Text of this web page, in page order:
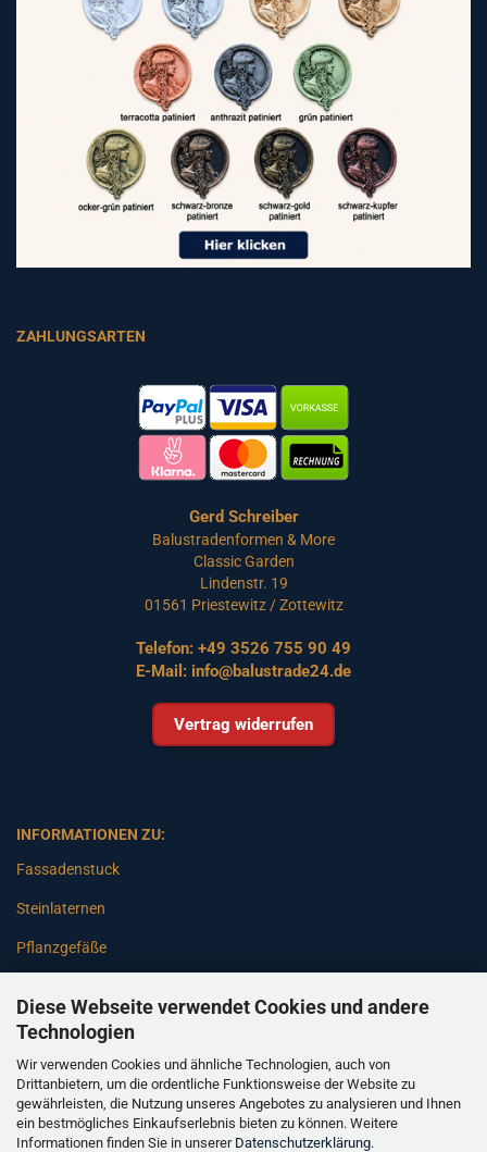
Diese Webseite verwendet Cookies und andere
Technologien
Wir verwenden Cookies und ähnliche Technologien, auch von
Drittanbietern, um die ordentliche Funktionsweise der Website zu
gewährleisten, die Nutzung unseres Angebotes zu analysieren und Ihnen
ein bestmögliches Einkaufserlebnis bieten zu können. Weitere
Informationen finden Sie in unserer Datenschutzerklärung.
ZAHLUNGSARTEN
Gerd Schreiber
Balustradenformen & More
Classic Garden
Lindenstr. 19
01561 Priestewitz / Zottewitz
Telefon: +49 3526 755 90 49
E-Mail: info@balustrade24.de
Vertrag widerrufen
INFORMATIONEN ZU:
Fassadenstuck
Steinlaternen
Pflanzgefäße
Gartenbänke
Pfeiler
Gartenbrunnen
Gartenfiguren